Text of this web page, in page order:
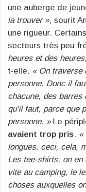
une auberge de
la trouver », sourit
une rigueur.
secteurs très peu
heures et des
t-elle. « On traverse
personne. Donc il
chacune, des barres
qu’il faut, parce que
personne. »Le
avaient trop pris. «
longues, ceci, cela,
Les tee-shirts, on
vite au camping, le
choses auxquelles